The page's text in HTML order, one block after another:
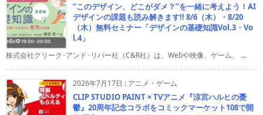
“このデザイン、どこがダメ？”を一緒に考えよう！AI
デザインの課題も読み解きます!! 8/6（木）・8/20
（木）無料セミナー「デザインの基礎知識Vol.3・Vo
l.4」
株式会社クリーク･アンド･リバー社（C&R社）は、Webや映像、ゲーム、 ...
2026年7月17日 : アニメ・ゲーム
CLIP STUDIO PAINT × TVアニメ『涼宮ハルヒの憂
鬱』20周年記念コラボをコミックマーケット108で開